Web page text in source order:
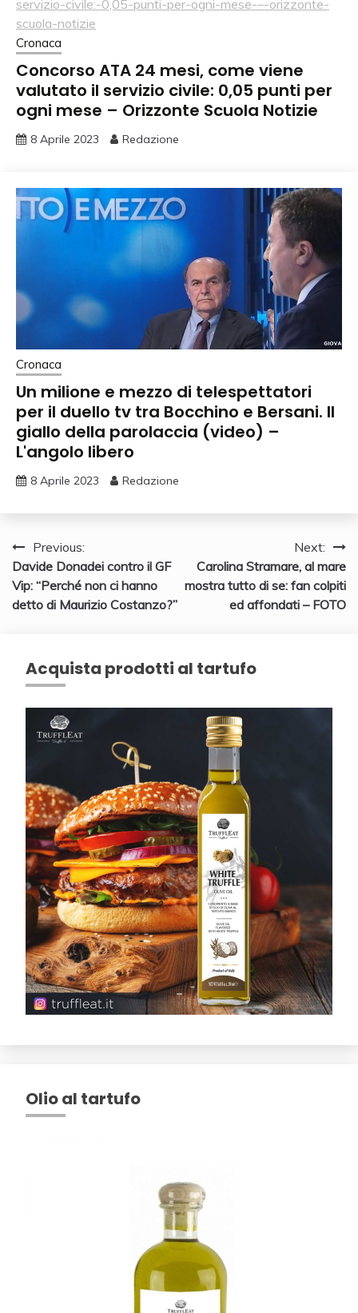
Cronaca
Concorso ATA 24 mesi, come viene
valutato il servizio civile: 0,05 punti per
ogni mese – Orizzonte Scuola Notizie
8 Aprile 2023 Redazione
Cronaca
Un milione e mezzo di telespettatori
per il duello tv tra Bocchino e Bersani. Il
giallo della parolaccia (video) –
L'angolo libero
8 Aprile 2023 Redazione
Navigazione
articoli
Previous:
Davide Donadei contro il GF
Vip: “Perché non ci hanno
detto di Maurizio Costanzo?”
Next:
Carolina Stramare, al mare
mostra tutto di se: fan colpiti
ed affondati – FOTO
Acquista prodotti al tartufo
Olio al tartufo